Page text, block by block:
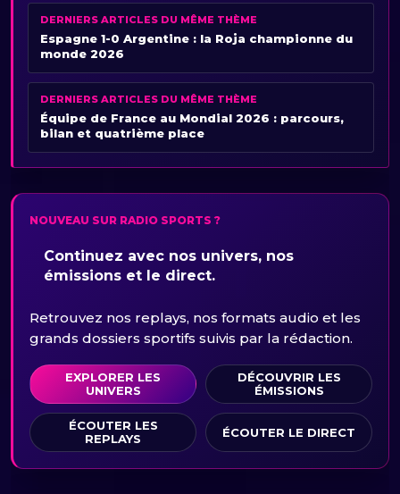
DERNIERS ARTICLES DU MÊME THÈME
Espagne 1-0 Argentine : la Roja championne du
monde 2026
DERNIERS ARTICLES DU MÊME THÈME
Équipe de France au Mondial 2026 : parcours,
bilan et quatrième place
NOUVEAU SUR RADIO SPORTS ?
Continuez avec nos univers, nos
émissions et le direct.
Retrouvez nos replays, nos formats audio et les
grands dossiers sportifs suivis par la rédaction.
EXPLORER LES
UNIVERS
DÉCOUVRIR LES
ÉMISSIONS
ÉCOUTER LES
REPLAYS
ÉCOUTER LE DIRECT